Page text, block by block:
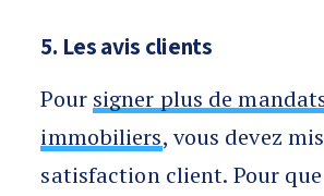
5. Les avis clients
Pour signer plus de
immobiliers, vous devez
satisfaction client. Pour